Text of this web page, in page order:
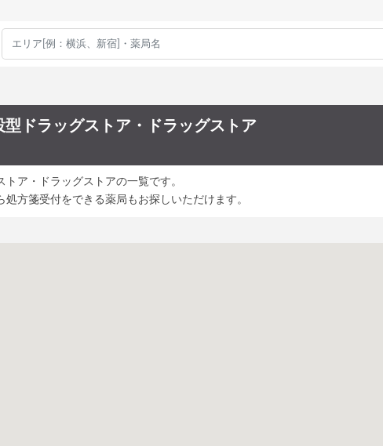
ドラッグストア・ドラッグストア
ア・ドラッグストアの一覧です。
方箋受付をできる薬局もお探しいただけます。